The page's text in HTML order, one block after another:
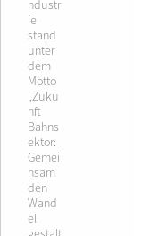
ndustr
ie
stand
unter
dem
Motto
„Zuku
nft
Bahns
ektor:
Gemei
nsam
den
Wand
el